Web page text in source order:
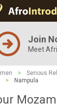
Join
Meet
> Serious
> Nampula